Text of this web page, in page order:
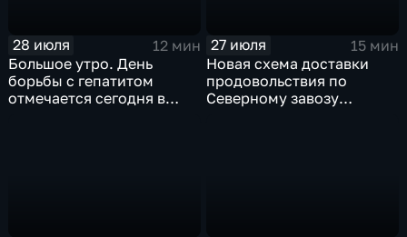
28 июля
12 мин
Большое утро. День
борьбы с гепатитом
отмечается сегодня в
27 июля
15 мин
Новая схема доставки
продовольствия по
Северному завозу